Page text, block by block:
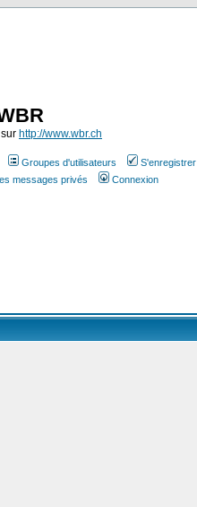
http://www.wbr.ch
Groupes d'utilisateurs
S'enregistrer
messages privés Connexion